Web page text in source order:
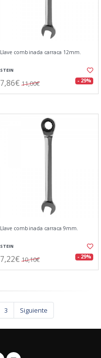
Llave combinada carraca 12mm.
STEIN
7,86€ 11,00€ - 29%
Llave combinada carraca 9mm.
STEIN
7,22€ 10,10€ - 29%
3 Siguiente